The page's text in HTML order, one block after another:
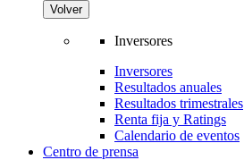
Volver
Inversores
Inversores
Resultados anuales
Resultados trimestrales
Renta fija y Ratings
Calendario de eventos
Centro de prensa